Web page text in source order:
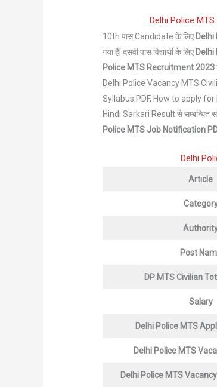
Delhi Police MTS
10th पास Candidate के लिए Delhi
गया है| दसवी पास विद्यार्थी के लिए Delhi
Police MTS Recruitment 2023
Delhi Police Vacancy MTS
Syllabus PDF, How to apply
Hindi Sarkari Result से सम्बन्धित
Police MTS Job Notification
Delhi
Article
Post
DP MTS Civilian
Salary
Delhi Police MTS
Delhi Police MTS
Delhi Police MTS